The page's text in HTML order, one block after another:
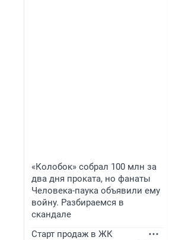
«Колобок» собрал 100 млн за
два дня проката, но фанаты
Человека-паука объявили ему
войну. Разбираемся в
скандале
Старт продаж в ЖК